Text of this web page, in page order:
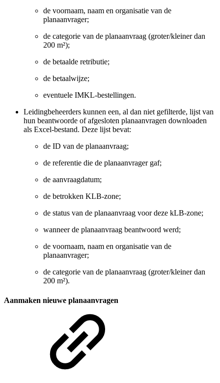
de voornaam, naam en organisatie van de
planaanvrager;
de categorie van de planaanvraag (groter/kleiner dan
200 m²);
de betaalde retributie;
de betaalwijze;
eventuele IMKL-bestellingen.
Leidingbeheerders kunnen een, al dan niet gefilterde, lijst van
hun beantwoorde of afgesloten planaanvragen downloaden
als Excel-bestand. Deze lijst bevat:
de ID van de planaanvraag;
de referentie die de planaanvrager gaf;
de aanvraagdatum;
de betrokken KLB-zone;
de status van de planaanvraag voor deze kLB-zone;
wanneer de planaanvraag beantwoord werd;
de voornaam, naam en organisatie van de
planaanvrager;
de categorie van de planaanvraag (groter/kleiner dan
200 m²).
Aanmaken nieuwe planaanvragen